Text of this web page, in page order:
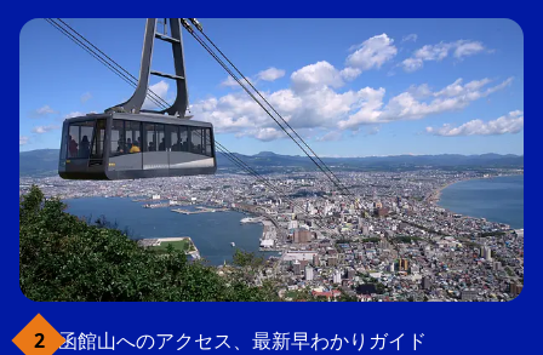
函館山へのアクセス、最新早わかりガイド